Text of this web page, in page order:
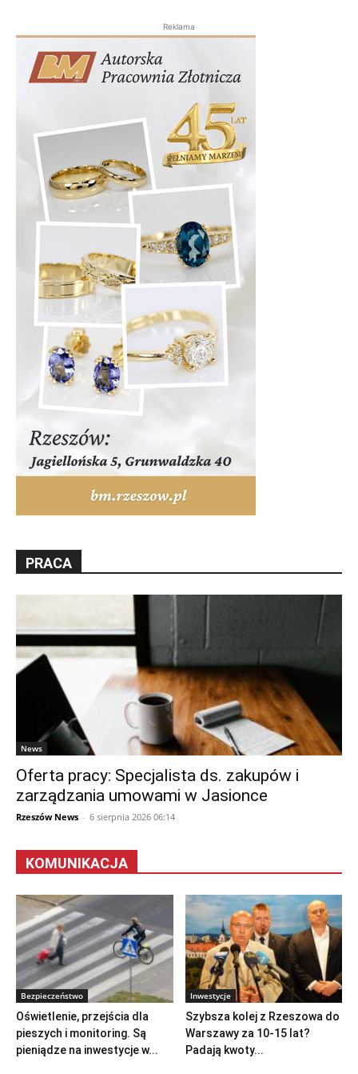
Reklama
PRACA
News
Oferta pracy: Specjalista ds. zakupów i
zarządzania umowami w Jasionce
Rzeszów News - 6 sierpnia 2026 06:14
KOMUNIKACJA
Bezpieczeństwo
Oświetlenie, przejścia dla
pieszych i monitoring. Są
pieniądze na inwestycje w...
Inwestycje
Szybsza kolej z Rzeszowa do
Warszawy za 10-15 lat?
Padają kwoty...